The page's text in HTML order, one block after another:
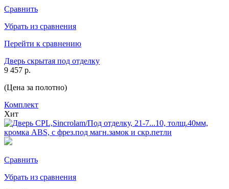
Сравнить
Убрать из сравнения
Перейти к сравнению
Дверь скрытая под отделку
9 457 р.
(Цена за полотно)
Комплект
Хит
Сравнить
Убрать из сравнения